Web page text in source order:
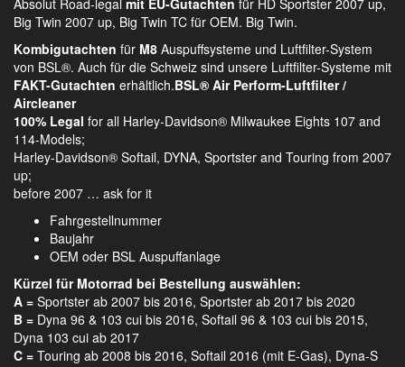
Absolut Road-legal mit EU-Gutachten für HD Sportster 2007 up,
Big Twin 2007 up, Big Twin TC für OEM. Big Twin.
Kombigutachten für M8 Auspuffsysteme und Luftfilter-System
von BSL®. Auch für die Schweiz sind unsere Luftfilter-Systeme mit
FAKT-Gutachten erhältlich.BSL® Air Perform-Luftfilter /
Aircleaner
100% Legal for all Harley-Davidson® Milwaukee Eights 107 and
114-Models;
Harley-Davidson® Softail, DYNA, Sportster and Touring from 2007
up;
before 2007 … ask for it
Fahrgestellnummer
Baujahr
OEM oder BSL Auspuffanlage
Kürzel für Motorrad bei Bestellung auswählen:
A = Sportster ab 2007 bis 2016, Sportster ab 2017 bis 2020
B = Dyna 96 & 103 cui bis 2016, Softail 96 & 103 cui bis 2015,
Dyna 103 cui ab 2017
C = Touring ab 2008 bis 2016, Softail 2016 (mit E-Gas), Dyna-S